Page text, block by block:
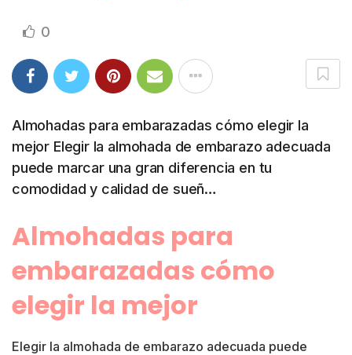
0
Almohadas para embarazadas cómo elegir la
mejor Elegir la almohada de embarazo adecuada
puede marcar una gran diferencia en tu
comodidad y calidad de sueñ…
Almohadas para
embarazadas cómo
elegir la mejor
Elegir la almohada de embarazo adecuada puede